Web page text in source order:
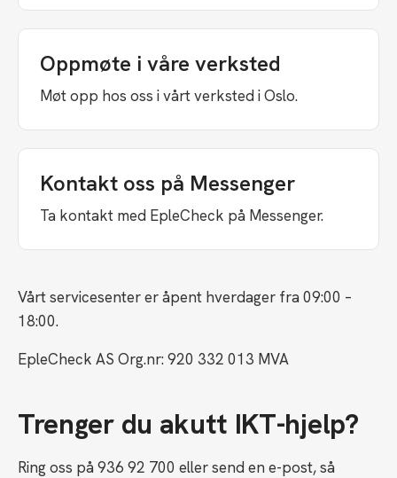
Oppmøte i våre verksted
Møt opp hos oss i vårt verksted i Oslo.
Kontakt oss på Messenger
Ta kontakt med EpleCheck på Messenger.
Vårt servicesenter er åpent hverdager fra 09:00 –
18:00.
EpleCheck AS Org.nr: 920 332 013 MVA
Trenger du akutt IKT-hjelp?
Ring oss på 936 92 700 eller send en e-post, så